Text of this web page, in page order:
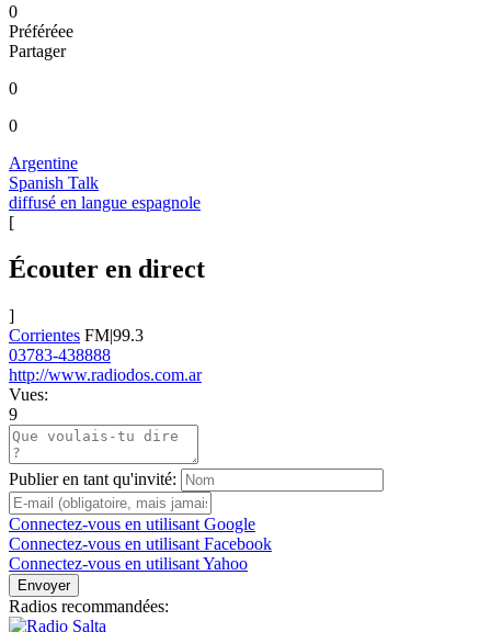
0
Préféréeе
Partager
0
0
Argentine
Spanish Talk
diffusé en langue espagnole
[
Écouter en direct
]
Corrientes FM|99.3
03783-438888
http://www.radiodos.com.ar
Vues:
9
Publier en tant qu'invité:
Connectez-vous en utilisant Google
Connectez-vous en utilisant Facebook
Connectez-vous en utilisant Yahoo
Envoyer
Radios recommandées: